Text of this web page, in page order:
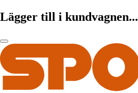
Lägger till i kundvagnen...